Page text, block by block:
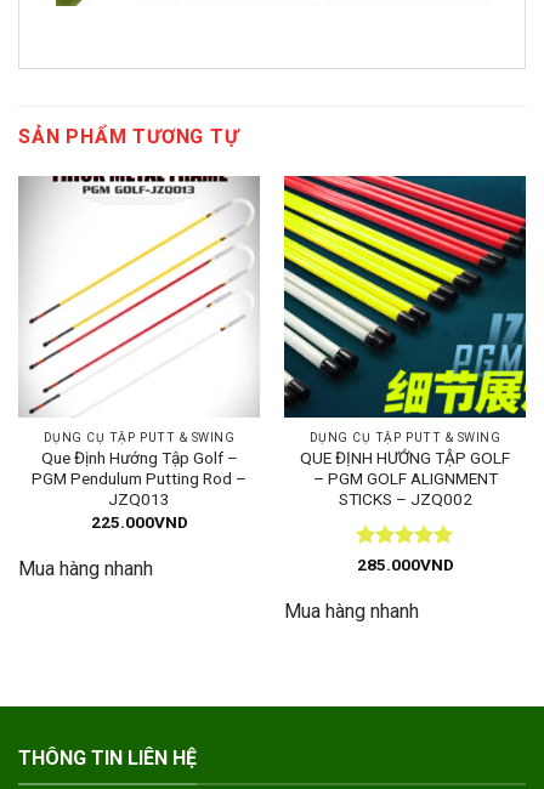
SẢN PHẨM TƯƠNG TỰ
DỤNG CỤ TẬP PUTT & SWING
Que Định Hướng Tập Golf –
PGM Pendulum Putting Rod –
JZQ013
225.000VND
Mua hàng nhanh
DỤNG CỤ TẬP PUTT & SWING
QUE ĐỊNH HƯỚNG TẬP GOLF
– PGM GOLF ALIGNMENT
STICKS – JZQ002
Được xếp
sao
285.000VND
Mua hàng nhanh
THÔNG TIN LIÊN HỆ